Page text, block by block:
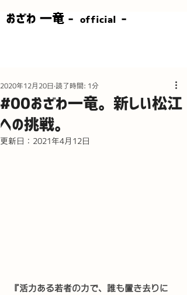
​おざわ 一竜 - official -
#00おざわ一竜。新しい松江
への挑戦。
2020年12月20日 読了時間: 1分
更新日： 2021年4月12日
『活力ある若者の力で、誰も置き去りに